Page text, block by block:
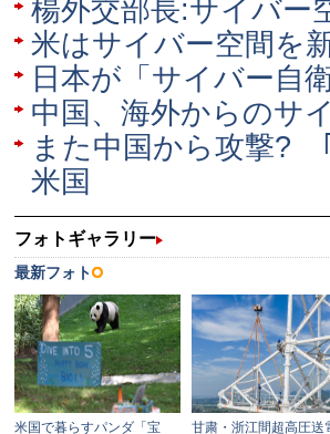
楊外交部長:サイバー
米はサイバー空間を
日本が「サイバー自
中国、海外からのサ
また中国から攻撃?
米国